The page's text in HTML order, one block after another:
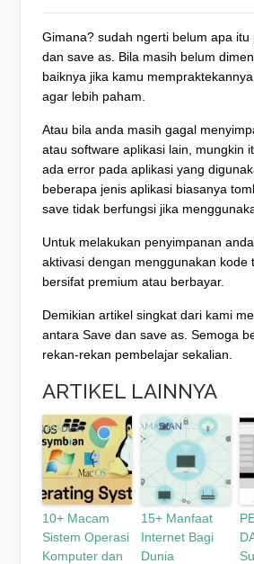
Gimana? sudah ngerti belum apa itu
dan save as. Bila masih belum
baiknya jika kamu
agar lebih paham.
Atau bila anda masih gagal
atau software aplikasi lain, mungkin
ada error pada aplikasi yang
beberapa jenis aplikasi biasanya
save tidak berfungsi jika
Untuk melakukan penyimpanan
aktivasi dengan menggunakan kode
bersifat premium atau berbayar.
Demikian artikel singkat dari kami
antara Save dan save as. Semoga
rekan-rekan pembelajar sekalian.
ARTIKEL LAINNYA
10+ Macam
Sistem Operasi
Komputer dan
15+ Manfaat
Internet Bagi
Dunia